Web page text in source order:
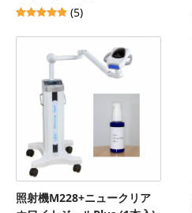
(5)
照射機M228+ニュークリア